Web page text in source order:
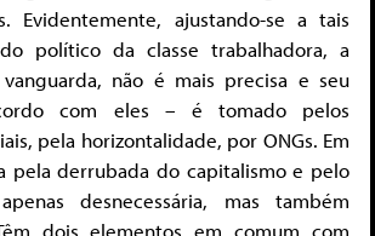
Evidentemente, ajustando-se a tais
político da classe trabalhadora, a
não é mais precisa e seu
com eles – é tomado pelos
pela horizontalidade, por ONGs. Em
pela derrubada do capitalismo e pelo
desnecessária, mas também
dois elementos em comum com